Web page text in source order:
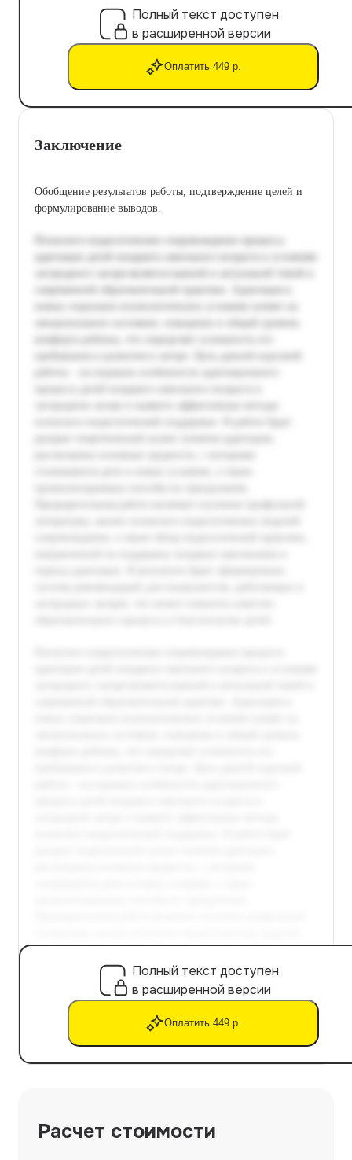
Полный текст доступен
в расширенной версии
Оплатить 449 р.
Заключение
Обобщение результатов работы, подтверждение целей и
формулирование выводов.
Полный текст доступен
в расширенной версии
Оплатить 449 р.
Расчет стоимости